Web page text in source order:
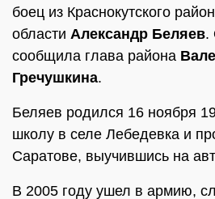
боец из Краснокутского
области Александр Беляев.
сообщила глава района
Гречушкина.
Беляев родился 16 ноября
школу в селе Лебедевка и
Саратове, выучившись на
В 2005 году ушел в армию,